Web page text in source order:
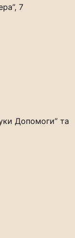
7
Допомоги” та